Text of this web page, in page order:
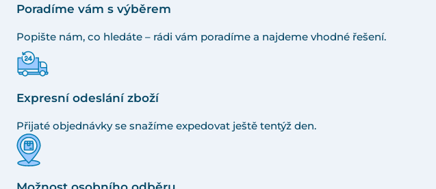
Poradíme vám s výběrem
Popište nám, co hledáte – rádi vám poradíme a najdeme vhodné řešení.
Expresní odeslání zboží
Přijaté objednávky se snažíme expedovat ještě tentýž den.